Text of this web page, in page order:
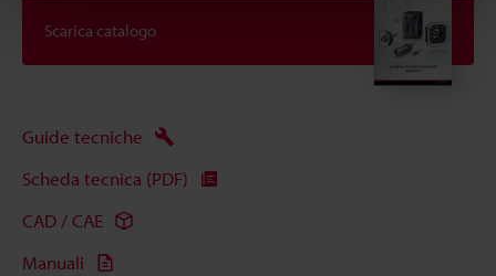
Scarica catalogo
Guide tecniche
Scheda tecnica (PDF)
CAD / CAE
Manuali